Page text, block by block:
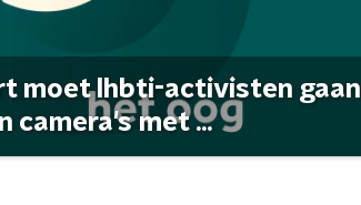
moet lhbti-activisten gaan
camera's met ...